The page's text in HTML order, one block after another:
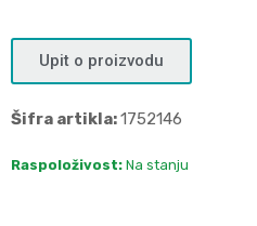
Upit o proizvodu
Šifra artikla:1752146
Raspoloživost: Na stanju